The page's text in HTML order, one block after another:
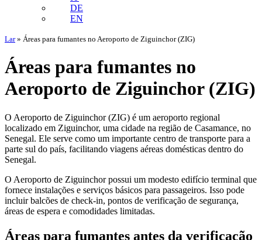
DE
EN
Lar» Áreas para fumantes no Aeroporto de Ziguinchor (ZIG)
Áreas para fumantes no
Aeroporto de Ziguinchor (ZIG)
O Aeroporto de Ziguinchor (ZIG) é um aeroporto regional
localizado em Ziguinchor, uma cidade na região de Casamance, no
Senegal. Ele serve como um importante centro de transporte para a
parte sul do país, facilitando viagens aéreas domésticas dentro do
Senegal.
O Aeroporto de Ziguinchor possui um modesto edifício terminal que
fornece instalações e serviços básicos para passageiros. Isso pode
incluir balcões de check-in, pontos de verificação de segurança,
áreas de espera e comodidades limitadas.
Áreas para fumantes antes da verificação